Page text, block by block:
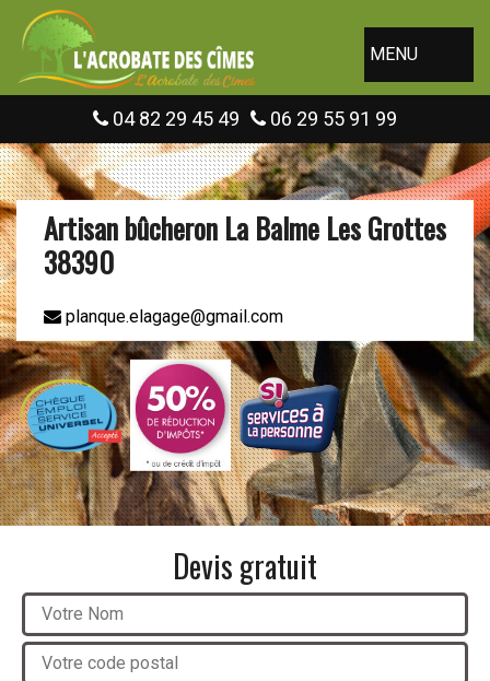
MENU
04 82 29 45 49 06 29 55 91 99
Artisan bûcheron La Balme Les Grottes
38390
planque.elagage@gmail.com
Devis gratuit